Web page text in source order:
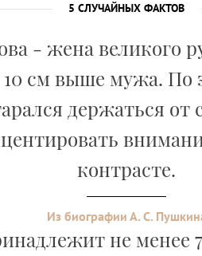
5 СЛУЧАЙНЫХ ФАКТОВ
- жена великого
см выше мужа. По
держаться от
контрасте.
Из биографии А. С.
не менее